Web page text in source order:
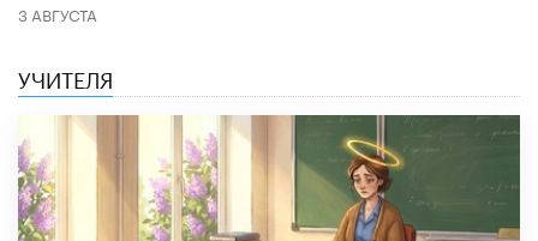
3 АВГУСТА
УЧИТЕЛЯ